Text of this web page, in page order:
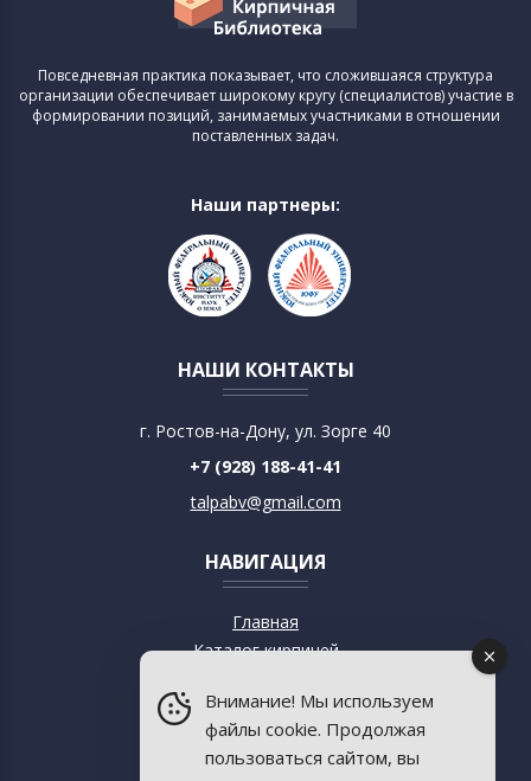
Повседневная практика показывает, что сложившаяся структура
организации обеспечивает широкому кругу (специалистов) участие в
формировании позиций, занимаемых участниками в отношении
поставленных задач.
Наши партнеры:
НАШИ КОНТАКТЫ
г. Ростов-на-Дону, ул. Зорге 40
+7 (928) 188-41-41
talpabv@gmail.com
НАВИГАЦИЯ
Главная
Каталог кирпичей
О музее
Современный дизайн
Старинная архитектура
Внимание! Мы используем
файлы cookie. Продолжая
пользоваться сайтом, вы